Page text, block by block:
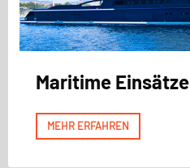
Maritime Einsätze
MEHR ERFAHREN